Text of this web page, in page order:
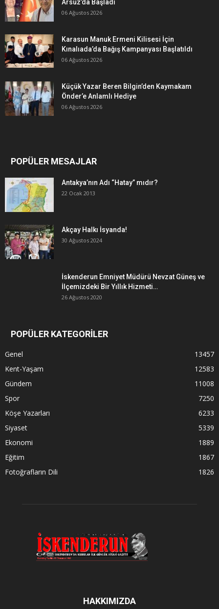
Arsuz’da Başladı
06 Ağustos 2026
Karasun Manuk Ermeni Kilisesi İçin
Kınalıada’da Bağış Kampanyası Başlatıldı
06 Ağustos 2026
Küçük Yazar Beren Bilgin’den Kaymakam
Önder’e Anlamlı Hediye
06 Ağustos 2026
POPÜLER MESAJLAR
Antakya’nın Adı “Hatay” mıdır?
22 Ocak 2013
Akçay Halkı İsyanda!
30 Ağustos 2024
İskenderun Emniyet Müdürü Nevzat Güneş ve
İlçemizdeki Bir Yıllık Hizmeti…
26 Ağustos 2020
POPÜLER KATEGORİLER
Genel
13457
Kent-Yaşam
12583
Gündem
11008
Spor
7250
Köşe Yazarları
6233
Siyaset
5339
Ekonomi
1889
Eğitim
1867
Fotoğrafların Dili
1826
HAKKIMIZDA